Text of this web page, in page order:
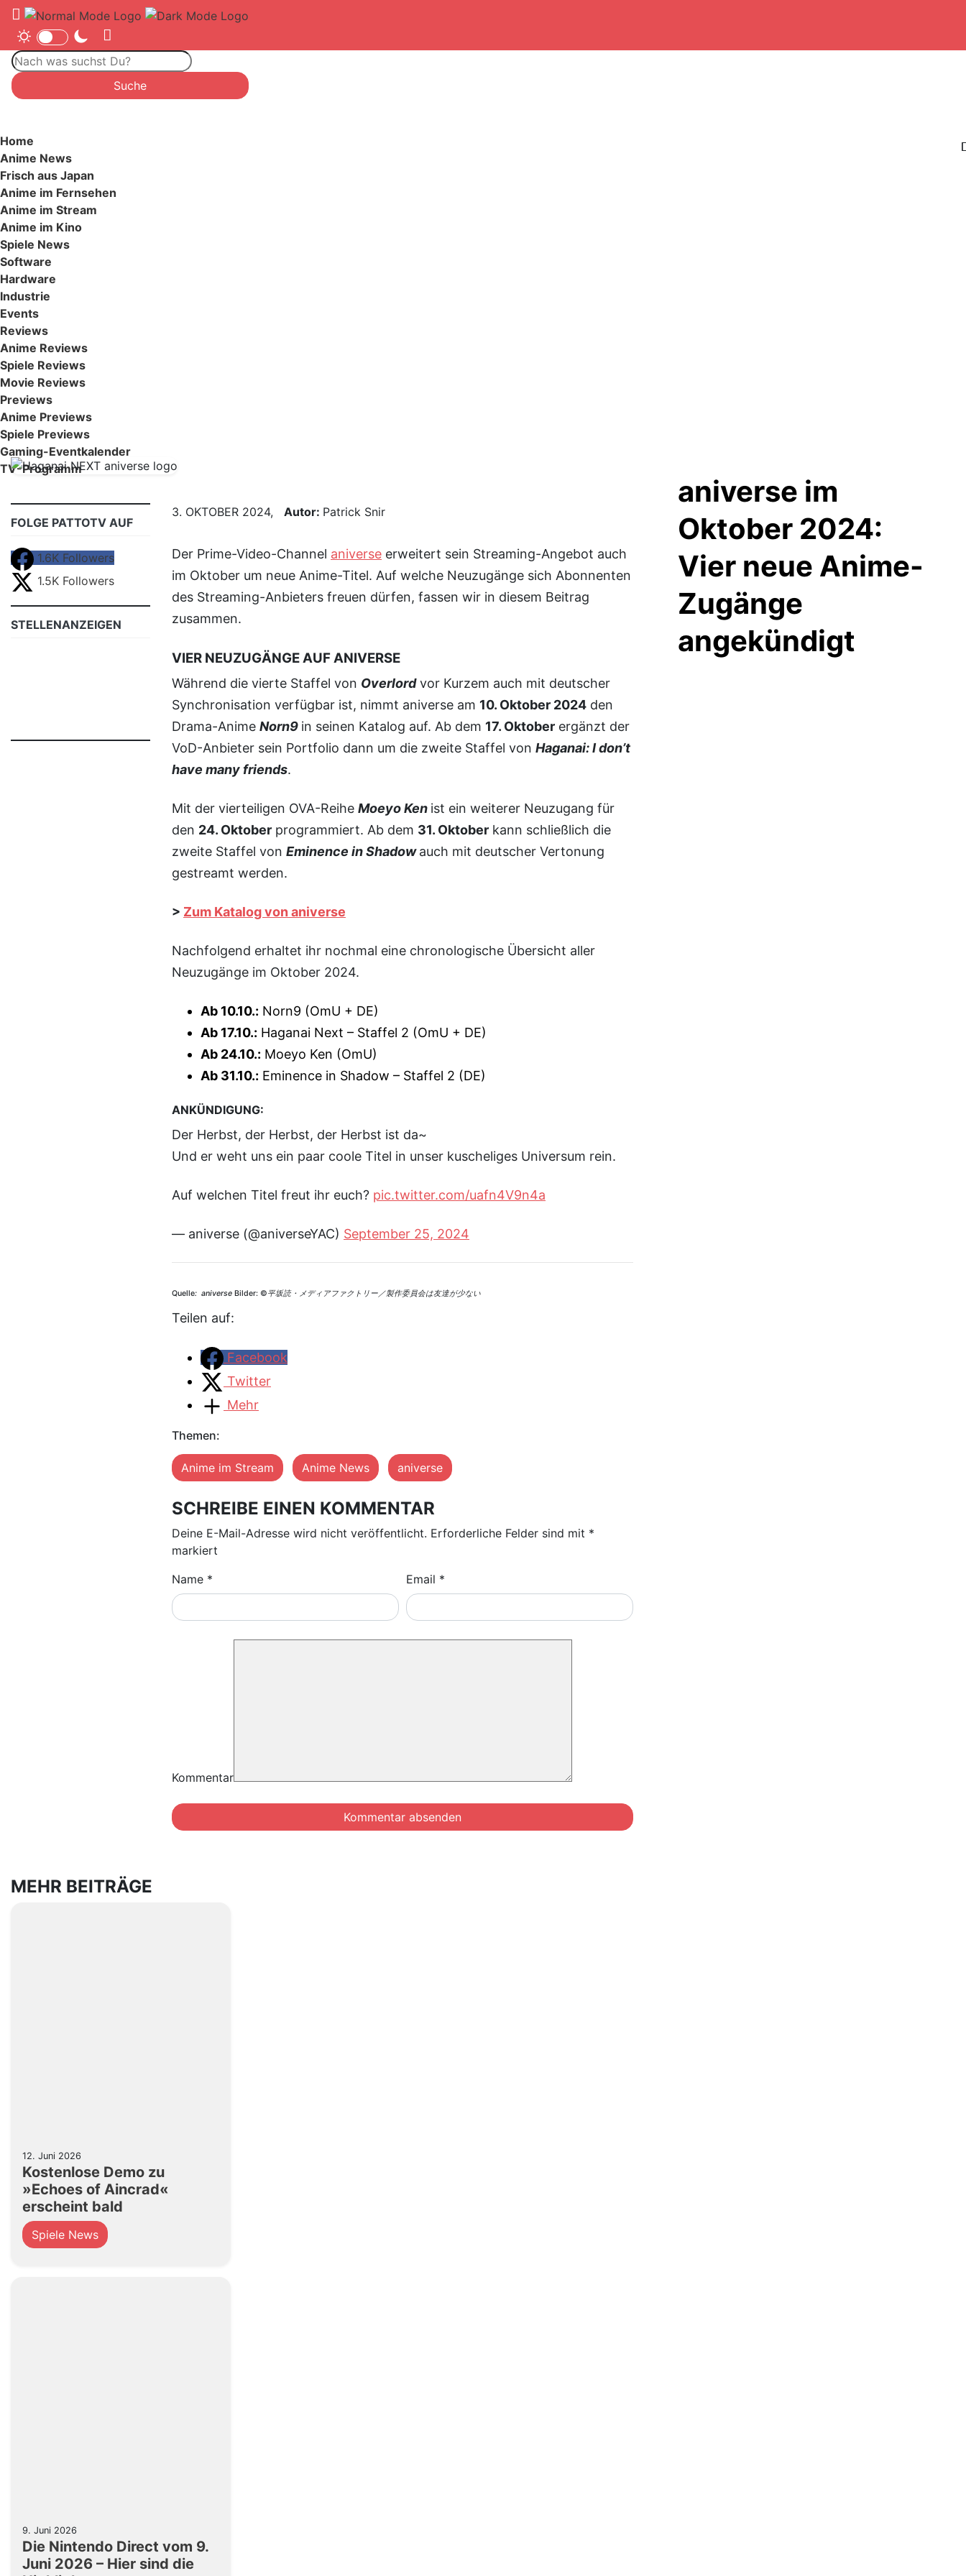
Home
Anime News
Frisch aus Japan
Anime im Fernsehen
Anime im Stream
Anime im Kino
Spiele News
Software
Hardware
Industrie
Events
Reviews
Anime Reviews
Spiele Reviews
Movie Reviews
Previews
Anime Previews
Spiele Previews
Gaming-Eventkalender
TV-Programm
3. OKTOBER 2024, Autor: Patrick Snir
Der Prime-Video-Channel aniverse erweitert sein Streaming-Angebot auch
im Oktober um neue Anime-Titel. Auf welche Neuzugänge sich Abonnenten
des Streaming-Anbieters freuen dürfen, fassen wir in diesem Beitrag
zusammen.
VIER NEUZUGÄNGE AUF ANIVERSE
Während die vierte Staffel von Overlordvor Kurzem auch mit deutscher
Synchronisation verfügbar ist, nimmt aniverse am 10. Oktober 2024 den
Drama-Anime Norn9 in seinen Katalog auf. Ab dem 17. Oktober ergänzt der
VoD-Anbieter sein Portfolio dann um die zweite Staffel von Haganai: I don’t
have many friends.
Mit der vierteiligen OVA-Reihe Moeyo Ken ist ein weiterer Neuzugang für
den 24. Oktober programmiert. Ab dem 31. Oktober kann schließlich die
zweite Staffel von Eminence in Shadow auch mit deutscher Vertonung
gestreamt werden.
Zum Katalog von aniverse
Nachfolgend erhaltet ihr nochmal eine chronologische Übersicht aller
Neuzugänge im Oktober 2024.
Ab 10.10.: Norn9 (OmU + DE)
Ab 17.10.: Haganai Next – Staffel 2 (OmU + DE)
Ab 24.10.: Moeyo Ken (OmU)
Ab 31.10.: Eminence in Shadow – Staffel 2 (DE)
ANKÜNDIGUNG:
Der Herbst, der Herbst, der Herbst ist da~
Und er weht uns ein paar coole Titel in unser kuscheliges Universum rein.
Auf welchen Titel freut ihr euch? pic.twitter.com/uafn4V9n4a
— aniverse (@aniverseYAC) September 25, 2024
Quelle: aniverse Bilder: ©平坂読・メディアファクトリー／製作委員会は友達が少ない
Teilen auf:
Facebook
Twitter
Mehr
Themen:
Anime im Stream Anime News aniverse
SCHREIBE EINEN KOMMENTAR
Deine E-Mail-Adresse wird nicht veröffentlicht. Erforderliche Felder sind mit *
markiert
Name * Email *
Kommentar
FOLGE PATTOTV AUF
1.6K Followers
1.5K Followers
STELLENANZEIGEN
aniverse im
Oktober 2024:
Vier neue Anime-
Zugänge
angekündigt
MEHR BEITRÄGE
12. Juni 2026
Kostenlose Demo zu
»Echoes of Aincrad«
erscheint bald
Spiele News
9. Juni 2026
Die Nintendo Direct vom 9.
Juni 2026 – Hier sind die